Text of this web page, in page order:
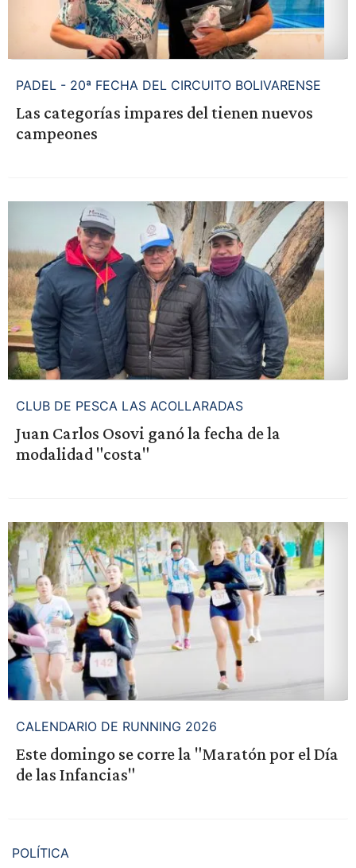
PADEL - 20ª FECHA DEL CIRCUITO BOLIVARENSE
Las categorías impares del tienen nuevos
campeones
CLUB DE PESCA LAS ACOLLARADAS
Juan Carlos Osovi ganó la fecha de la
modalidad "costa"
CALENDARIO DE RUNNING 2026
Este domingo se corre la "Maratón por el Día
de las Infancias"
POLÍTICA